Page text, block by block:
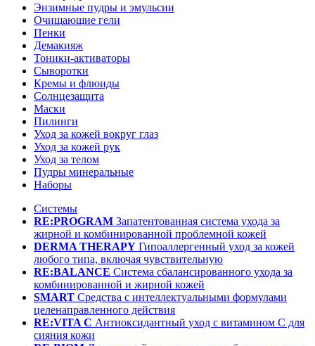
Энзимные пудры и эмульсии
Очищающие гели
Пенки
Демакияж
Тоники-активаторы
Сыворотки
Кремы и флюиды
Солнцезащита
Маски
Пилинги
Уход за кожей вокруг глаз
Уход за кожей рук
Уход за телом
Пудры минеральные
Наборы
Системы
RE:PROGRAM Запатентованная система ухода за
жирной и комбинированной проблемной кожей
DERMA THERAPY Гипоаллергенный уход за кожей
любого типа, включая чувствительную
RE:BALANCE Система сбалансированного ухода за
комбинированной и жирной кожей
SMART Средства с интеллектуальными формулами
целенаправленного действия
RE:VITA C Антиоксидантный уход с витамином С для
сияния кожи